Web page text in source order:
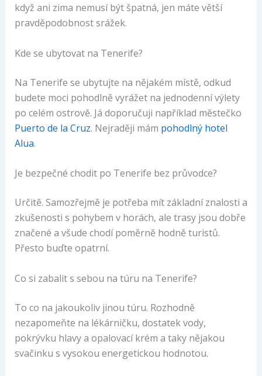
když ani zima nemusí být špatná, jen máte větší
pravděpodobnost srážek.
Kde se ubytovat na Tenerife?
Na Tenerife se ubytujte na nějakém místě, odkud
budete moci pohodlně vyrážet na jednodenní výlety
po celém ostrově. Já doporučuji například městečko
Puerto de la Cruz. Nejraději mám pohodlný hotel
Alua.
Je bezpečné chodit po Tenerife bez průvodce?
Určitě. Samozřejmě je potřeba mít základní znalosti a
zkušenosti s pohybem v horách, ale trasy jsou dobře
značené a všude chodí poměrně hodně turistů.
Přesto buďte opatrní.
Co si zabalit s sebou na túru na Tenerife?
To co na jakoukoliv jinou túru. Rozhodně
nezapomeňte na lékárničku, dostatek vody,
pokrývku hlavy a opalovací krém a taky nějakou
svačinku s vysokou energetickou hodnotou.